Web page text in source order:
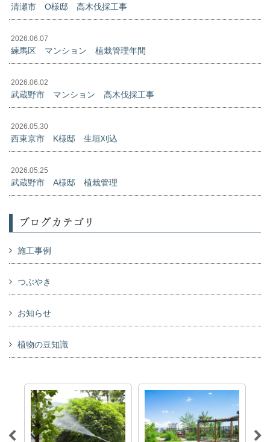
清瀬市 O様邸 高木伐採工事
2026.06.07
練馬区 マンション 植栽管理年間
2026.06.02
武蔵野市 マンション 高木伐採工事
2026.05.30
西東京市 K様邸 生垣刈込
2026.05.25
武蔵野市 A様邸 植栽管理
ブログカテゴリ
施工事例
つぶやき
お知らせ
植物の豆知識